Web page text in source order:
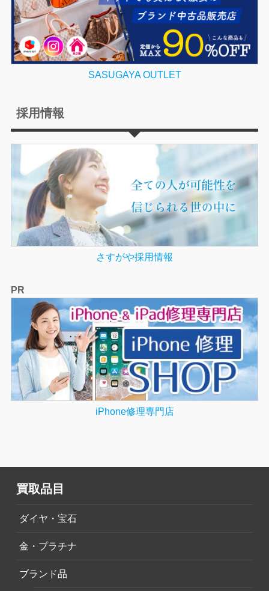
SASUGAYA OUTLET
採用情報
さすがや採用情報
PR
iPhone修理専門店
買取品目
ダイヤ・宝石
金・プラチナ
ブランド品